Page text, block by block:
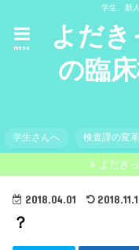
学生、新
よだき
の臨
menu
学生さんへ 検査課の変革
よだき
2018.04.01
？